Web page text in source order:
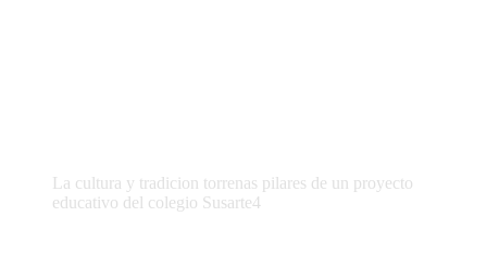
La cultura y tradicion torrenas pilares de un proyecto
educativo del colegio Susarte4